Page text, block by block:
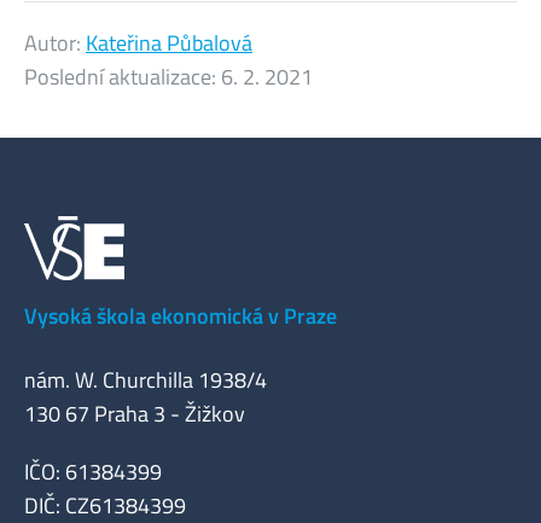
Autor: Kateřina Půbalová
Poslední aktualizace: 6. 2. 2021
Vysoká škola ekonomická v Praze
nám. W. Churchilla 1938/4
130 67 Praha 3 - Žižkov
IČO: 61384399
DIČ: CZ61384399